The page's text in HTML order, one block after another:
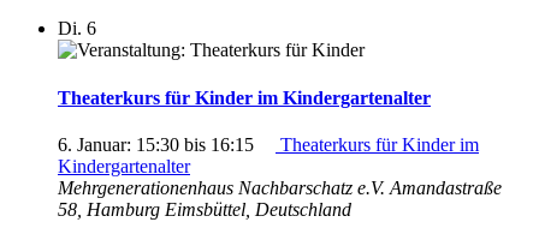
Di. 6
Theaterkurs für Kinder im Kindergartenalter
6. Januar: 15:30 bis 16:15
Theaterkurs für Kinder im
Kindergartenalter
Mehrgenerationenhaus Nachbarschatz e.V. Amandastraße
58, Hamburg Eimsbüttel, Deutschland